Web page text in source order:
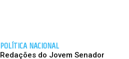
POLÍTICA NACIONAL
Redações do Jovem Senador